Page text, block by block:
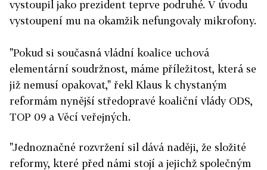
vystoupil jako prezident teprve podruhé. V úvodu
vystoupení mu na okamžik nefungovaly mikrofony.
"Pokud si současná vládní koalice uchová
elementární soudržnost, máme příležitost, která se
již nemusí opakovat," řekl Klaus k chystaným
reformám nynější středopravé koaliční vlády ODS,
TOP 09 a Věcí veřejných.
"Jednoznačné rozvržení sil dává naději, že složité
reformy, které před námi stojí a jejichž společným